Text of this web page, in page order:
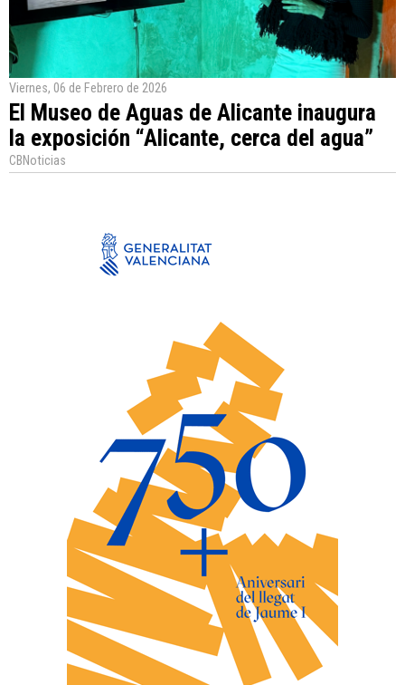
Viernes, 06 de Febrero de 2026
El Museo de Aguas de Alicante inaugura
la exposición “Alicante, cerca del agua”
CBNoticias